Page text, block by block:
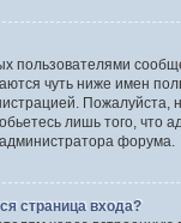
чуть ниже имен
лишь того, что
форума.
страница входа?